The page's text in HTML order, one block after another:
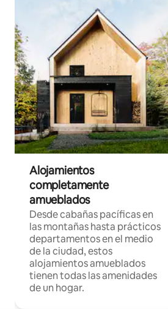
Alojamientos
completamente
amueblados
Desde cabañas pacíficas en
las montañas hasta prácticos
departamentos en el medio
de la ciudad, estos
alojamientos amueblados
tienen todas las amenidades
de un hogar.